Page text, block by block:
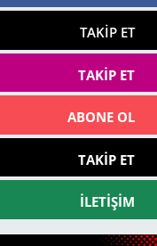
TAKIP ET
TAKIP ET
ABONE OL
TAKIP ET
İLETIŞIM